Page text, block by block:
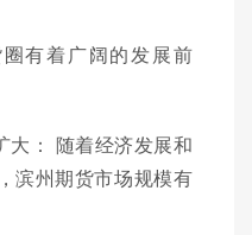
有着广阔的发展前
大： 随着经济发展和
滨州期货市场规模有